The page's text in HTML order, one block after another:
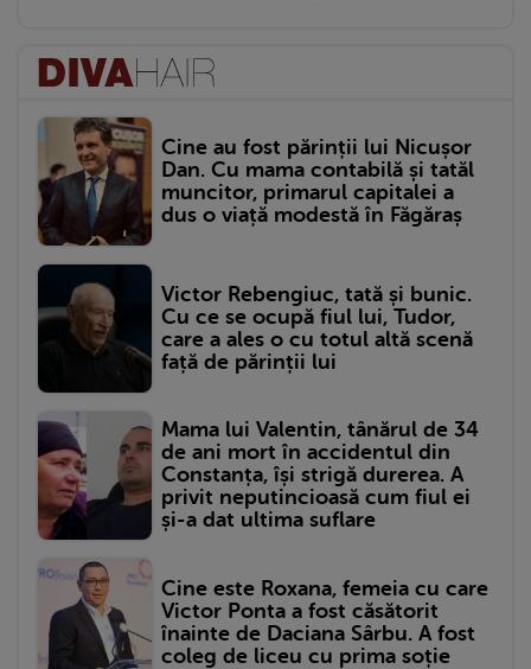
Cine au fost părinții lui Nicușor
Dan. Cu mama contabilă și tatăl
muncitor, primarul capitalei a
dus o viață modestă în Făgăraș
Victor Rebengiuc, tată și bunic.
Cu ce se ocupă fiul lui, Tudor,
care a ales o cu totul altă scenă
față de părinții lui
Mama lui Valentin, tânărul de 34
de ani mort în accidentul din
Constanța, își strigă durerea. A
privit neputincioasă cum fiul ei
și-a dat ultima suflare
Cine este Roxana, femeia cu care
Victor Ponta a fost căsătorit
înainte de Daciana Sârbu. A fost
coleg de liceu cu prima soție